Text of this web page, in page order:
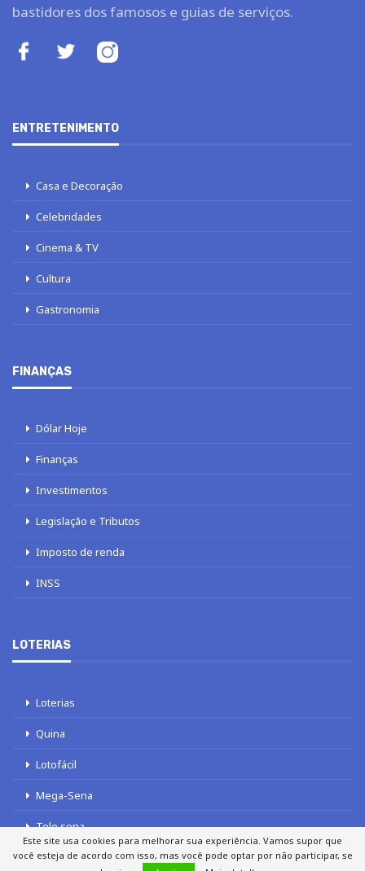
bastidores dos famosos e guias de serviços.
ENTRETENIMENTO
Casa e Decoração
Celebridades
Cinema & TV
Cultura
Gastronomia
FINANÇAS
Dólar Hoje
Finanças
Investimentos
Legislação e Tributos
Imposto de renda
INSS
LOTERIAS
Loterias
Quina
Lotofácil
Mega-Sena
Tele sena
Este site usa cookies para melhorar sua experiência. Vamos supor que
você esteja de acordo com isso, mas você pode optar por não participar, se